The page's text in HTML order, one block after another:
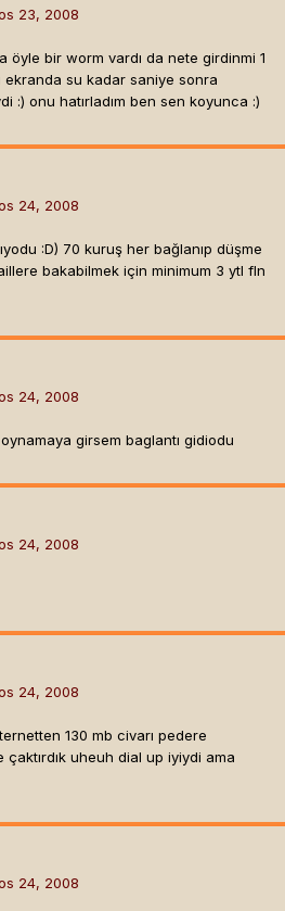
23, 2008
bir worm vardı da nete girdinmi 1
ekranda su kadar saniye sonra
:) onu hatırladım ben sen koyunca :)
24, 2008
:D) 70 kuruş her bağlanıp düşme
bakabilmek için minimum 3 ytl fln
24, 2008
girsem baglantı gidiodu
24, 2008
24, 2008
130 mb civarı pedere
uheuh dial up iyiydi ama
24, 2008